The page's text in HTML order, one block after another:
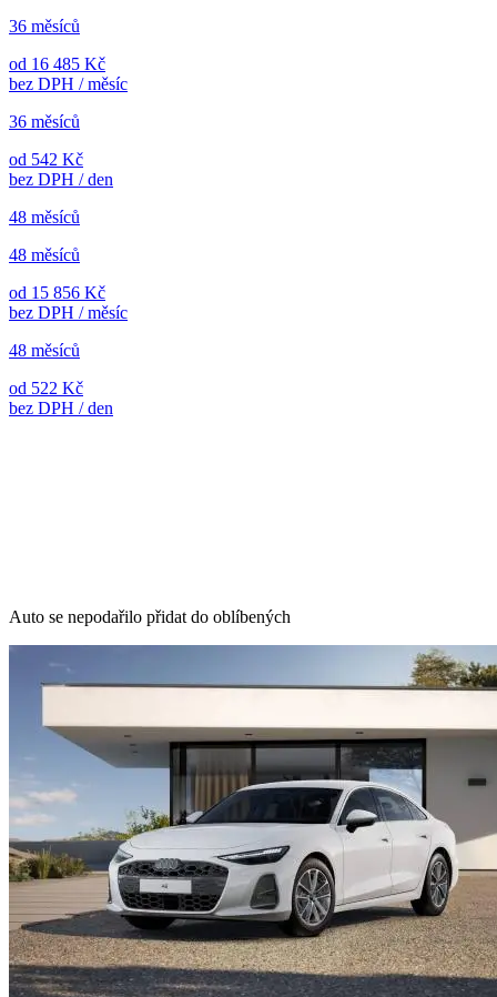
36 měsíců
od 16 485 Kč
bez DPH / měsíc
36 měsíců
od 542 Kč
bez DPH / den
48 měsíců
48 měsíců
od 15 856 Kč
bez DPH / měsíc
48 měsíců
od 522 Kč
bez DPH / den
Auto se nepodařilo přidat do oblíbených